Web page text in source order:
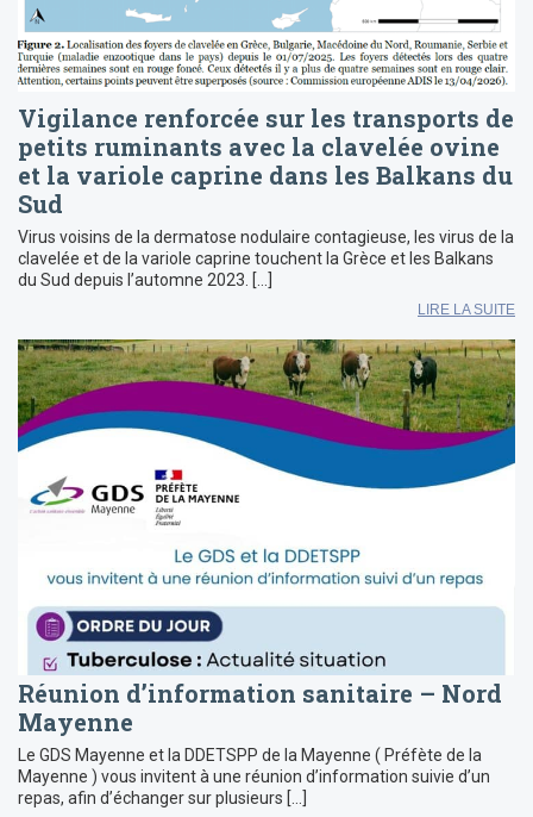
Vigilance renforcée sur les transports de
petits ruminants avec la clavelée ovine
et la variole caprine dans les Balkans du
Sud
Virus voisins de la dermatose nodulaire contagieuse, les virus de la
clavelée et de la variole caprine touchent la Grèce et les Balkans
du Sud depuis l’automne 2023. […]
LIRE LA SUITE
Réunion d’information sanitaire – Nord
Mayenne
Le GDS Mayenne et la DDETSPP de la Mayenne ( Préfète de la
Mayenne ) vous invitent à une réunion d’information suivie d’un
repas, afin d’échanger sur plusieurs […]